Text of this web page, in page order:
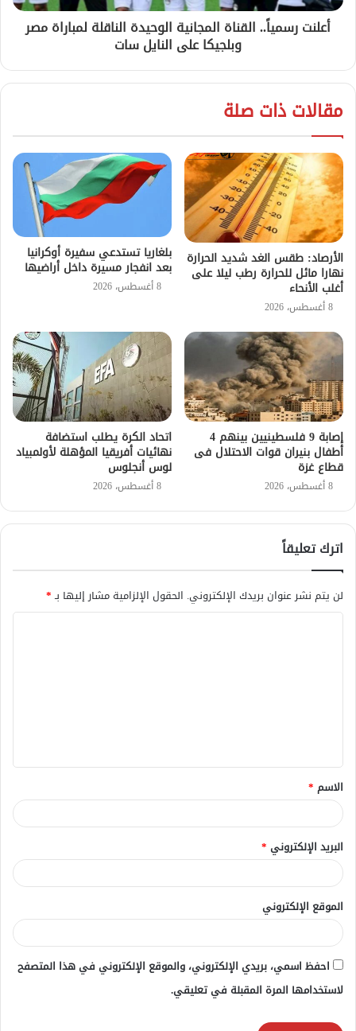
أعلنت رسمياً.. القناة المجانية الوحيدة الناقلة لمباراة مصر
وبلجيكا على النايل سات
مقالات ذات صلة
الأرصاد: طقس الغد شديد الحرارة
نهارا مائل للحرارة رطب ليلا على
أغلب الأنحاء
8 أغسطس، 2026
بلغاريا تستدعي سفيرة أوكرانيا
بعد انفجار مسيرة داخل أراضيها
8 أغسطس، 2026
إصابة 9 فلسطينيين بينهم 4
أطفال بنيران قوات الاحتلال فى
قطاع غزة
8 أغسطس، 2026
اتحاد الكرة يطلب استضافة
نهائيات أفريقيا المؤهلة لأولمبياد
لوس أنجلوس
8 أغسطس، 2026
اترك تعليقاً
لن يتم نشر عنوان بريدك الإلكتروني. الحقول الإلزامية مشار إليها بـ*
ق
*
الاسم *
البريد الإلكتروني *
الموقع الإلكتروني
احفظ اسمي، بريدي الإلكتروني، والموقع الإلكتروني في هذا المتصفح
لاستخدامها المرة المقبلة في تعليقي.